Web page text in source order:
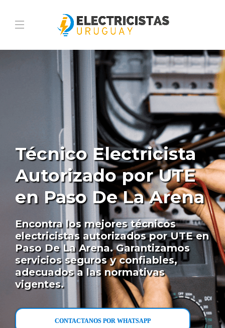
Técnico Electricista
Autorizado por UTE
en Paso De La Arena
Encontra los mejores técnicos
electricistas autorizados por UTE en
Paso De La Arena. Garantizamos
servicios seguros y confiables,
adecuados a las normativas
vigentes.
CONTACTANOS POR WHATSAPP